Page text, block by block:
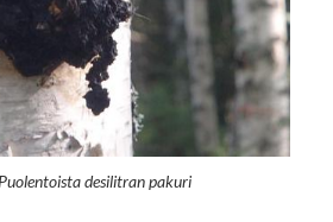
desilitran pakuri